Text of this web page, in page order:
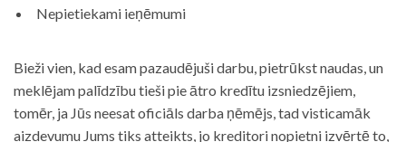
Nepietiekami ieņēmumi
Bieži vien, kad esam pazaudējuši darbu, pietrūkst naudas, un
meklējam palīdzību tieši pie ātro kredītu izsniedzējiem,
tomēr, ja Jūs neesat oficiāls darba ņēmējs, tad visticamāk
aizdevumu Jums tiks atteikts, jo kreditori nopietni izvērtē to,